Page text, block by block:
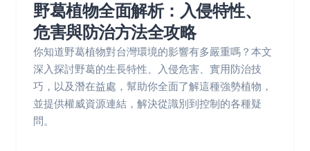
野葛植物全面解析：入侵特性、
危害與防治方法全攻略
你知道野葛植物對台灣環境的影響有多嚴重嗎？本文
深入探討野葛的生長特性、入侵危害、實用防治技
巧，以及潛在益處，幫助你全面了解這種強勢植物，
並提供權威資源連結，解決從識別到控制的各種疑
問。